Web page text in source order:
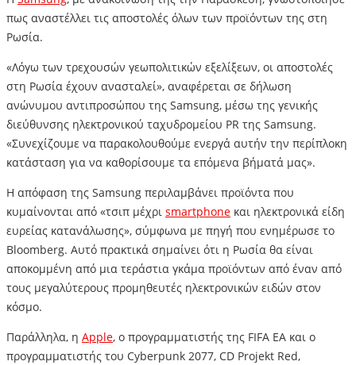
πως αναστέλλει τις αποστολές όλων των προϊόντων της στη
Ρωσία.
«Λόγω των τρεχουσών γεωπολιτικών εξελίξεων, οι αποστολές
στη Ρωσία έχουν ανασταλεί», αναφέρεται σε δήλωση
ανώνυμου αντιπροσώπου της Samsung, μέσω της γενικής
διεύθυνσης ηλεκτρονικού ταχυδρομείου PR της Samsung.
«Συνεχίζουμε να παρακολουθούμε ενεργά αυτήν την περίπλοκη
κατάσταση για να καθορίσουμε τα επόμενα βήματά μας».
Η απόφαση της Samsung περιλαμβάνει προϊόντα που
κυμαίνονται από «τσιπ μέχρι smartphone και ηλεκτρονικά είδη
ευρείας κατανάλωσης», σύμφωνα με πηγή που ενημέρωσε το
Bloomberg. Αυτό πρακτικά σημαίνει ότι η Ρωσία θα είναι
αποκομμένη από μια τεράστια γκάμα προϊόντων από έναν από
τους μεγαλύτερους προμηθευτές ηλεκτρονικών ειδών στον
κόσμο.
Παράλληλα, η Apple, ο προγραμματιστής της FIFA EA και ο
προγραμματιστής του Cyberpunk 2077, CD Projekt Red,